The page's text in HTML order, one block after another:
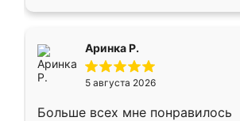
Аринка Р.
5 августа 2026
Больше всех мне понравилось